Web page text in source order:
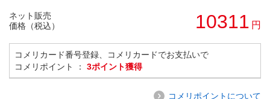
ネット販売
価格（税込）
10311 円
コメリカード番号登録、コメリカードでお支払いで
コメリポイント ： 3ポイント獲得
コメリポイントについて